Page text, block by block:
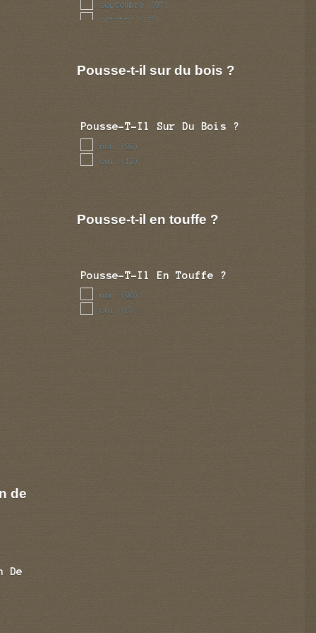
de
De
septembre (97)
octobre (92)
Pousse-t-il sur du bois ?
Pousse-T-Il Sur Du Bois ?
non (92)
oui (12)
Pousse-t-il en touffe ?
Pousse-T-Il En Touffe ?
non (98)
oui (6)